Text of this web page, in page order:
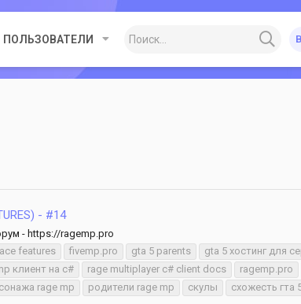
ПОЛЬЗОВАТЕЛИ
- #14
- https://ragemp.pro
features fivemp.pro gta 5 parents
gta 5 хостинг для
клиент на c# rage multiplayer c# client docs ragemp.pro
rage mp родители rage mp скулы схожесть гта